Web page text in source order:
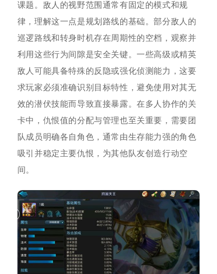
课题。敌人的视野范围通常有固定的模式和规
律，理解这一点是规划路线的基础。部分敌人的
巡逻路线和转身时机存在周期性的空档，观察并
利用这些行为间隙是安全关键。一些高级或精英
敌人可能具备特殊的反隐或强化侦测能力，这要
求玩家必须准确识别目标特性，避免使用对其无
效的潜伏技能而导致直接暴露。在多人协作的关
卡中，仇恨值的分配与管理也至关重要，需要团
队成员明确各自角色，通常由生存能力强的角色
吸引并稳定主要仇恨，为其他队友创造行动空
间。